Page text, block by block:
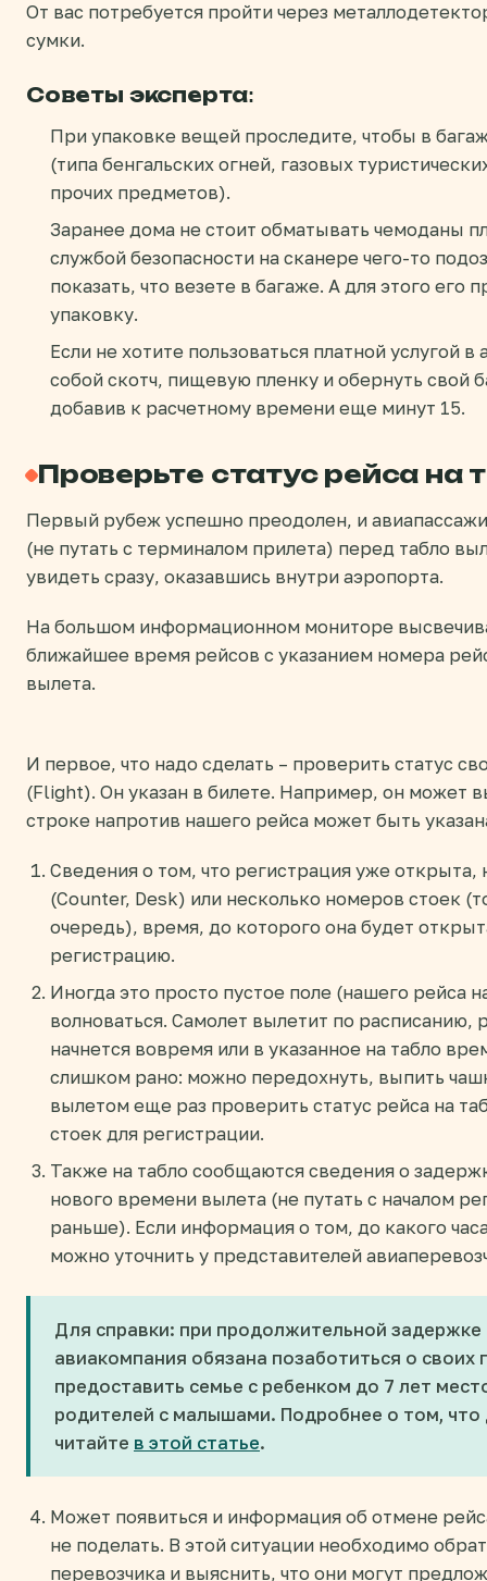
От вас потребуется пройти через
сумки.
Советы эксперта:
При упаковке вещей проследите, чтобы в
(типа бенгальских огней, газовых
прочих предметов).
Заранее дома не стоит обматывать чемоданы
службой безопасности на сканере чего-то
показать, что везете в багаже. А для этого его
упаковку.
Если не хотите пользоваться платной услугой
собой скотч, пищевую пленку и обернуть свой
добавив к расчетному времени еще минут 15.
Проверьте статус рейса на
Первый рубеж успешно преодолен, и
(не путать с терминалом прилета) перед табло
увидеть сразу, оказавшись внутри аэропорта.
На большом информационном мониторе
ближайшее время рейсов с указанием номера
вылета.
И первое, что надо сделать – проверить статус
(Flight). Он указан в билете. Например, он может
строке напротив нашего рейса может быть
Сведения о том, что регистрация уже открыта,
(Counter, Desk) или несколько номеров стоек
очередь), время, до которого она будет
регистрацию.
Иногда это просто пустое поле (нашего рейса
волноваться. Самолет вылетит по расписанию,
начнется вовремя или в указанное на табло
слишком рано: можно передохнуть, выпить
вылетом еще раз проверить статус рейса на
стоек для регистрации.
Также на табло сообщаются сведения о
нового времени вылета (не путать с началом
раньше). Если информация о том, до какого
можно уточнить у представителей
Для справки: при продолжительной задержке
авиакомпания обязана позаботиться о своих
предоставить семье с ребенком до 7 лет
родителей с малышами. Подробнее о том, что
читайте в этой статье.
Может появиться и информация об отмене
не поделать. В этой ситуации необходимо
перевозчика и выяснить, что они могут